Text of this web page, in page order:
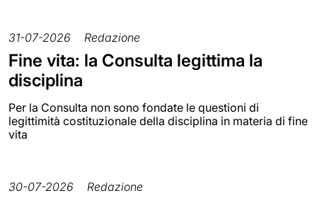
31-07-2026 Redazione
Fine vita: la Consulta legittima la
disciplina
Per la Consulta non sono fondate le questioni di
legittimità costituzionale della disciplina in materia di fine
vita
30-07-2026 Redazione